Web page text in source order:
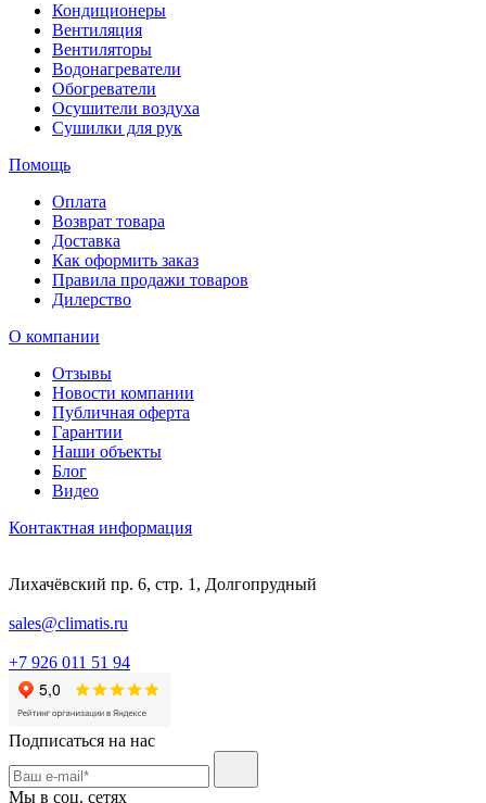
Кондиционеры
Вентиляция
Вентиляторы
Водонагреватели
Обогреватели
Осушители воздуха
Сушилки для рук
Помощь
Оплата
Возврат товара
Доставка
Как оформить заказ
Правила продажи товаров
Дилерство
О компании
Отзывы
Новости компании
Публичная оферта
Гарантии
Наши объекты
Блог
Видео
Контактная информация
Лихачёвский пр. 6, стр. 1, Долгопрудный
sales@climatis.ru
+7 926 011 51 94
Подписаться на нас
Мы в соц. сетях